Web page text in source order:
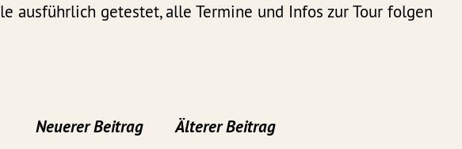
ausführlich getestet, alle Termine und Infos zur Tour folgen
Neuerer Beitrag Älterer Beitrag